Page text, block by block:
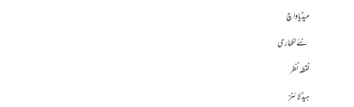
میڈیا واچ
نئے لکھاری
نقطہ نظر
ہیڈلائنز